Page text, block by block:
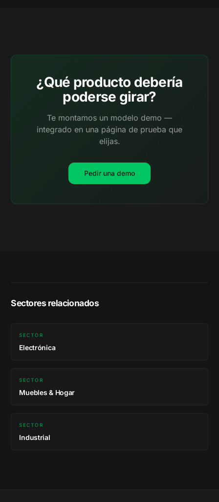
¿Qué producto debería
poderse girar?
Te montamos un modelo demo —
integrado en una página de prueba que
elijas.
Pedir una demo
Sectores relacionados
SECTOR
Electrónica
SECTOR
Muebles & Hogar
SECTOR
Industrial